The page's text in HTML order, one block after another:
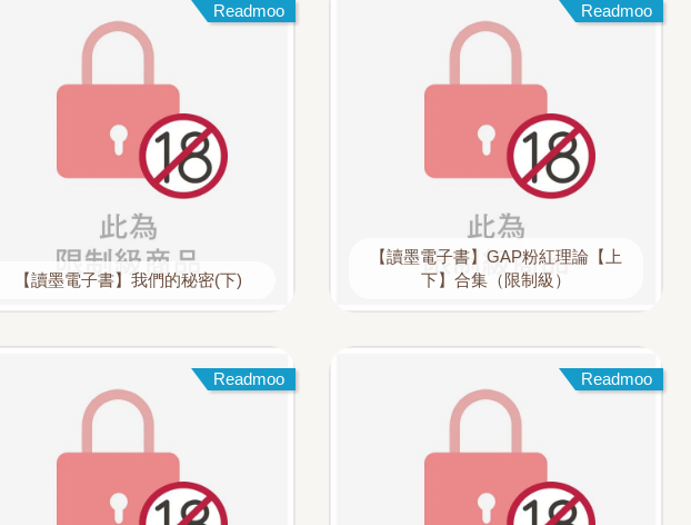
Readmoo
【讀墨電子書】我們的秘密(下)
Readmoo
【讀墨電子書】GAP粉紅理論【上
下】合集（限制級）
Readmoo Readmoo